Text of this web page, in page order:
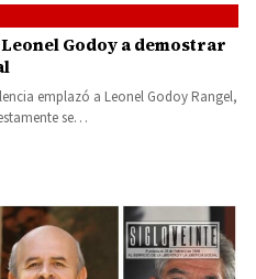
Godoy a demostrar
emplazó a Leonel Godoy Rangel,
se…